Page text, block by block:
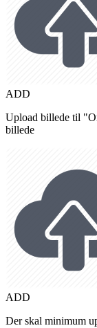
ADD
Upload billede til
billede
ADD
Der skal minimum